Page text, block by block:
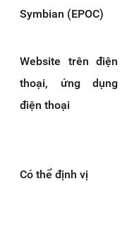
Symbian (EPOC)
Website trên điện
thoại, ứng dụng
điện thoại
Có thể định vị